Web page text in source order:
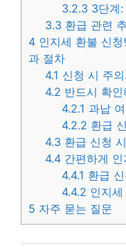
3.2.3 3단계
3.3 환급 관련
4 인지세 환불 신
과 절차
4.1 신청 시 주
4.2 반드시 확
4.2.1 과납
4.2.2 환급
4.3 환급 신청
4.4 간편하게
4.4.1 환급
4.4.2 인지
5 자주 묻는 질문